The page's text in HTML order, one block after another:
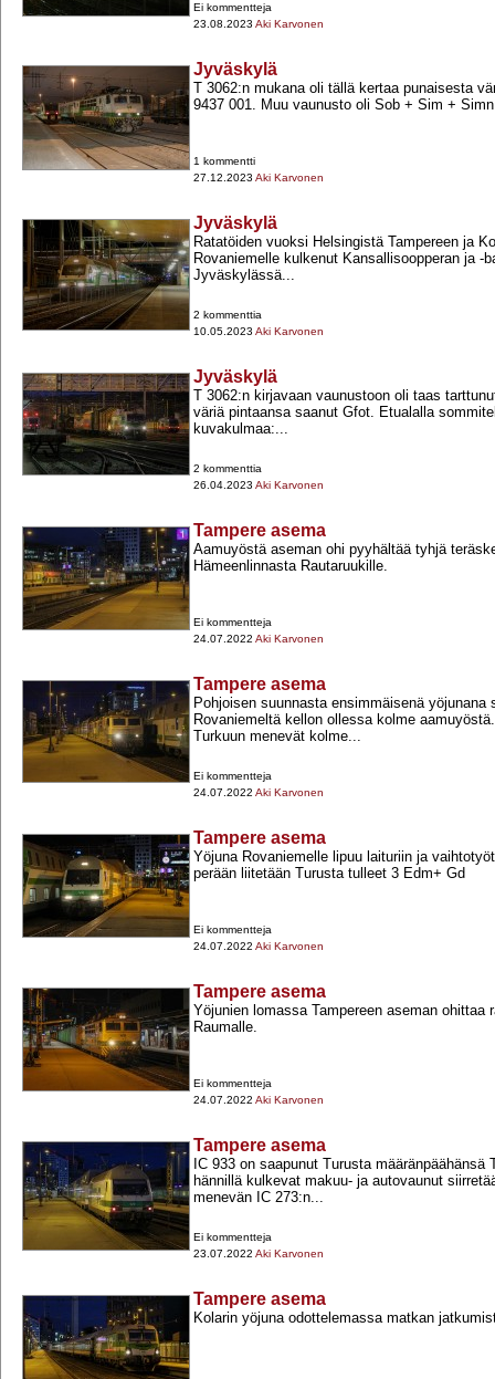
Ei kommentteja
23.08.2023 Aki Karvonen
Jyväskylä
T 3062:n mukana oli tällä kertaa punaisesta
9437 001. Muu vaunusto oli Sob +​ Sim +​
1 kommentti
27.12.2023 Aki Karvonen
Jyväskylä
Ratatöiden vuoksi Helsingistä Tampereen ja
Rovaniemelle kulkenut Kansallisoopperan ja -​
Jyväskylässä...
2 kommenttia
10.05.2023 Aki Karvonen
Jyväskylä
T 3062:n kirjavaan vaunustoon oli taas
väriä pintaansa saanut Gfot. Etualalla
kuvakulmaa:...
2 kommenttia
26.04.2023 Aki Karvonen
Tampere asema
Aamuyöstä aseman ohi pyyhältää tyhjä
Hämeenlinnasta Rautaruukille.
Ei kommentteja
24.07.2022 Aki Karvonen
Tampere asema
Pohjoisen suunnasta ensimmäisenä yöjunana
Rovaniemeltä kellon ollessa kolme
Turkuun menevät kolme...
Ei kommentteja
24.07.2022 Aki Karvonen
Tampere asema
Yöjuna Rovaniemelle lipuu laituriin ja
perään liitetään Turusta tulleet 3 Edm+​ Gd
Ei kommentteja
24.07.2022 Aki Karvonen
Tampere asema
Yöjunien lomassa Tampereen aseman ohittaa
Raumalle.
Ei kommentteja
24.07.2022 Aki Karvonen
Tampere asema
IC 933 on saapunut Turusta määränpäähänsä
hännillä kulkevat makuu-​ ja autovaunut
menevän IC 273:n...
Ei kommentteja
23.07.2022 Aki Karvonen
Tampere asema
Kolarin yöjuna odottelemassa matkan